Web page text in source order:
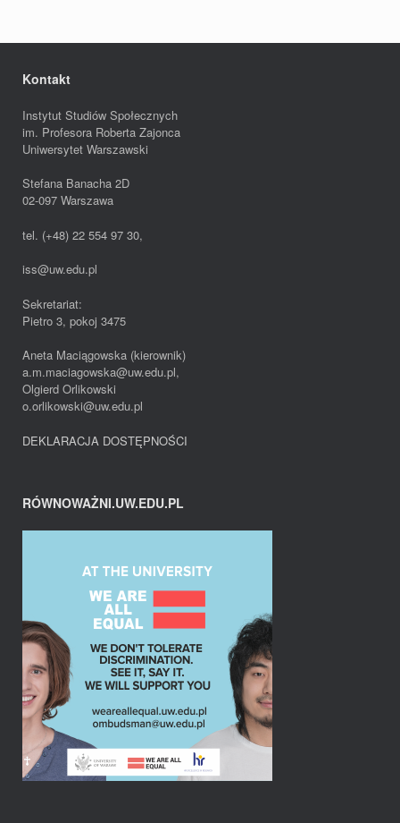
Kontakt
Instytut Studiów Społecznych
im. Profesora Roberta Zajonca
Uniwersytet Warszawski
Stefana Banacha 2D
02-097 Warszawa
tel. (+48) 22 554 97 30,
iss@uw.edu.pl
Sekretariat:
Pietro 3, pokoj 3475
Aneta Maciągowska (kierownik)
a.m.maciagowska@uw.edu.pl,
Olgierd Orlikowski
o.orlikowski@uw.edu.pl
DEKLARACJA DOSTĘPNOŚCI
RÓWNOWAŻNI.UW.EDU.PL